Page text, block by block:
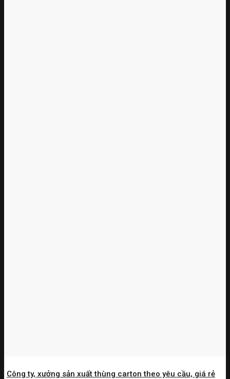
Công ty, xưởng sản xuất thùng carton theo yêu cầu, giá rẻ